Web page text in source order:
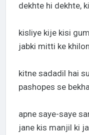
dekhte hi dekhte,
kisliye kije kisi
jabki mitti ke
kitne sadadil hai
pashopes se
apne saye-saye
jane kis manjil ki